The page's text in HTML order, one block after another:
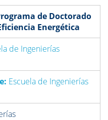
de Doctorado
Energética
de Ingenierías
Escuela de Ingenierías